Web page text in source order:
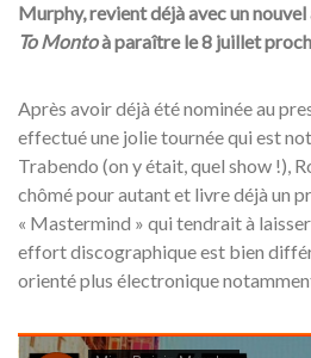
Murphy, revient déjà avec un
To Montoà paraître le 8 juillet
Après avoir déjà été nominée au
effectué une jolie tournée qui est
Trabendo (on y était, quel show !),
chômé pour autant et livre déjà un
« Mastermind » qui tendrait à
effort discographique est bien
orienté plus électronique